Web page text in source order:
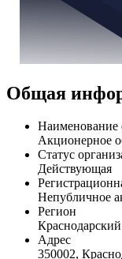
Общая
Наименование
Акционерное
Статус
Действующая
Непубличное
Регион
Адрес
350002,